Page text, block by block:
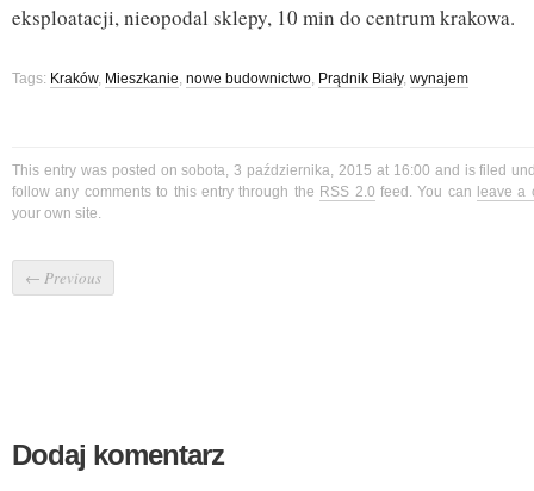
eksploatacji, nieopodal sklepy, 10 min do centrum krakowa.
Tags: Kraków, Mieszkanie, nowe budownictwo, Prądnik Biały, wynajem
This entry was posted on sobota, 3 października, 2015 at 16:00 and is filed
follow any comments to this entry through the RSS 2.0 feed. You can leave a
your own site.
← Previous
Dodaj komentarz